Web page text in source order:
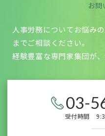
お問
人事労務についてお悩み
までご相談ください。
経験豊富な専門家集団が
03-
受付時間